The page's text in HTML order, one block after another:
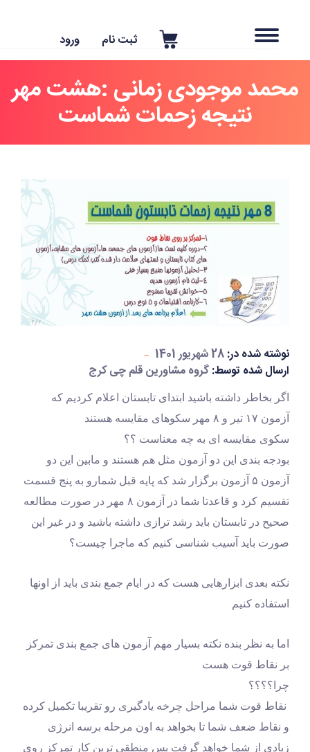
ثبت نام
موجودی زمانی :هشت مهر
نتیجه زحمات شماست
نوشته شده در:28 شهریور 1401
ارسال شده توسط:گروه مشاورین قلم چی کرج
اگر بخاطر داشته باشید ابتدای تابستان اعلام کردیم که
آزمون ۱۷ تیر و ۸ مهر سکوهای مقایسه هستند
سکوی مقایسه ای به چه معناست ؟؟
بودجه بندی این دو آزمون مثل هم هستند و مابین این دو
آزمون ۵ آزمون برگزار شد که پایه قبل شمارو به پنج قسمت
تقسیم کرد و قاعدتا شما در آزمون ۸ مهر در صورت مطالعه
صحیح در تابستان باید رشد ترازی داشته باشید و در غیر این
صورت باید آسیب شناسی کنیم که ماجرا چیست؟
استفاده کنیم
اما به نظر بنده نکته بسیار مهم آزمون های جمع بندی تمرکز
بر نقاط قوت هست
چرا؟؟؟؟
نقاط قوت شما مراحل چرخه یادگیری رو تقریبا تکمیل کرده
و نقاط ضعف شما تا بخواهد به اون مرحله برسه انرژی
زیادی از شما خواهد گرفت پس منطقی ترین کار تمرکز روی